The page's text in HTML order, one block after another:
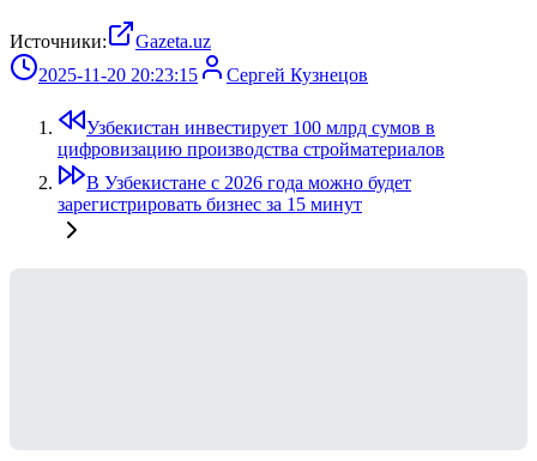
Источники:
Gazeta.uz
2025-11-20 20:23:15
Сергей Кузнецов
Узбекистан инвестирует 100 млрд сумов в
цифровизацию производства стройматериалов
В Узбекистане с 2026 года можно будет
зарегистрировать бизнес за 15 минут